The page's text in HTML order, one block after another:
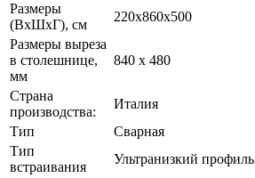
Размеры
(ВxШxГ), см
220x860x500
Размеры выреза
в столешнице,
мм
840 x 480
Страна
производства:
Италия
Тип
Сварная
Тип
встраивания
Ультранизкий профиль